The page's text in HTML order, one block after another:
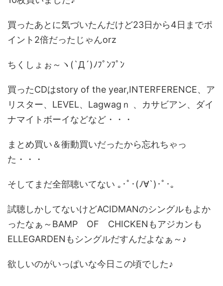
検索
買ったあとに気づいたんだけど23日から4日までポ
イント2倍だったじゃんorz
ちくしょぉ～ヽ(`Д´)ﾉﾌﾟﾝﾌﾟﾝ
買ったCDはstory of the year,INTERFERENCE、ア
リスター、LEVEL、Lagwagｎ 、カサビアン、ダイ
ナマイトボーイなどなど・・・
まとめ買い＆衝動買いだったから忘れちゃっ
た・・・
そしてまだ全部聴いてない ｡･ﾟ･(ﾉ∀`)･ﾟ･｡
試聴しかしてないけどACIDMANのシングルもよか
ったなぁ～BAMP OF CHICKENもアジカンも
ELLEGARDENもシングルだすんだよなぁ～♪
欲しいのがいっぱいな今日この頃でした♪